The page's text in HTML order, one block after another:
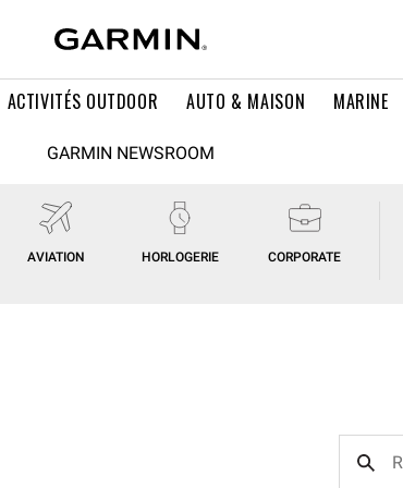
ACTIVITÉS OUTDOOR AUTO & MAISON MARINE
GARMIN NEWSROOM
AVIATION HORLOGERIE CORPORATE